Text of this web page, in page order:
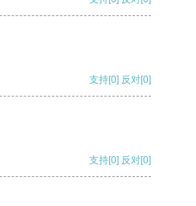
支持[0] 反对[0]
支持[0] 反对[0]